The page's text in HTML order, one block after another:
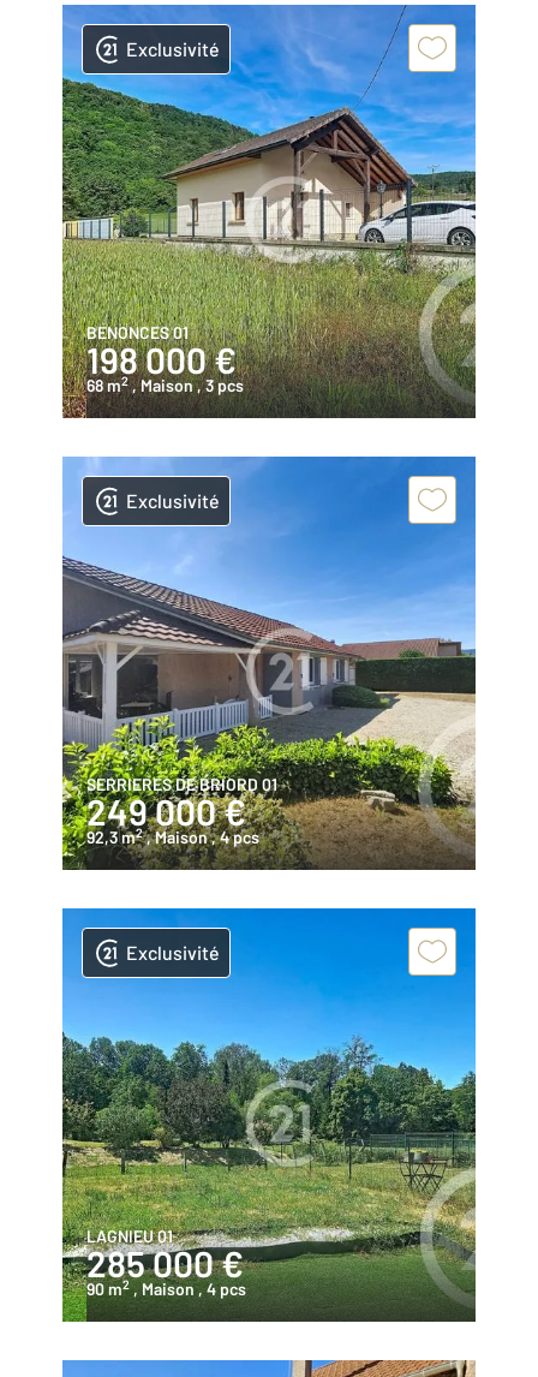
Exclusivité
BENONCES 01
198 000 €
68 m2 , Maison, 3 pcs
Exclusivité
SERRIERES DE BRIORD 01
249 000 €
92,3 m2 , Maison, 4 pcs
Exclusivité
LAGNIEU 01
285 000 €
90 m2 , Maison, 4 pcs